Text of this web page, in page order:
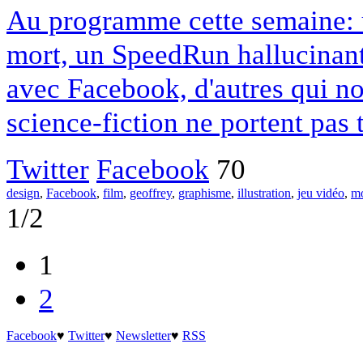
Au programme cette
mort, un SpeedRun
avec Facebook, d'autres qui
science-fiction ne portent
Twitter Facebook 70
design, Facebook, film, geoffrey, graphisme, illustration, jeu vidéo,
1/2
1
2
Facebook♥ Twitter♥ Newsletter♥ RSS